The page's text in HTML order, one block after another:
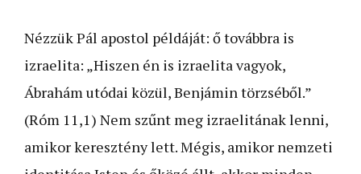
Nézzük Pál apostol példáját: ő továbbra is
izraelita: „Hiszen én is izraelita vagyok,
Ábrahám utódai közül, Benjámin törzséből.”
(Róm 11,1) Nem szűnt meg izraelitának lenni,
amikor keresztény lett. Mégis, amikor nemzeti